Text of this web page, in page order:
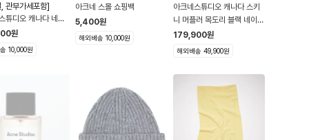
관부가세포함]
튜디오 캐나다 네로
프 목도리 그레이멜
원
10,000원
아크네 스몰 쇼핑백
5,400원
해외배송 10,000원
아크네스튜디오 캐나다 스키
니 머플러 목도리 블랙 네이비
아크네 스튜디오
179,900원
해외배송 49,900원